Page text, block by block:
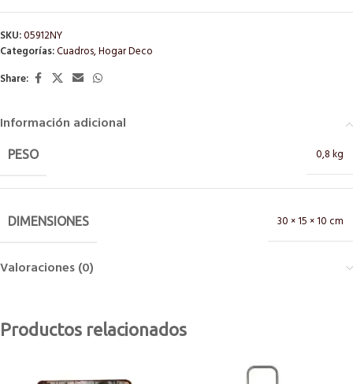
SKU:05912NY
Categorías:Cuadros,Hogar Deco
Share:
Información adicional
PESO 0,8 kg
DIMENSIONES 30 × 15 × 10 cm
Valoraciones (0)
Productos relacionados